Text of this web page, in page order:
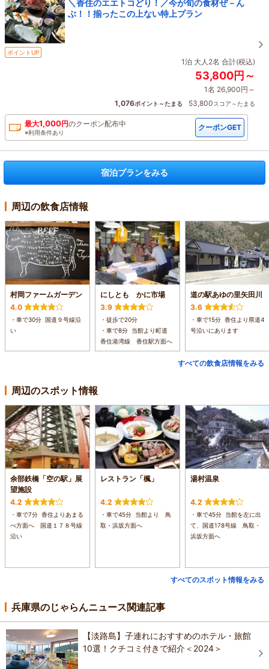
＼香住のエエトコどり！／今が旬の食材ぜ－ん
ぶ！！揃ったこの上ない特上プラン
ポイントUP
1泊 大人2名 合計(税込)
53,800円～
1名 26,900円～
1,076ポイント～たまる 53,800スコア～たまる
最大1,000円のクーポン配布中
※利用条件あり
クーポンGET
宿泊プランをみる
周辺の飲食店情報
村岡ファームガーデン
4.0
・車で30分 国道９号線沿
い
にしとも かに市場
3.9
・徒歩で20分
・車で8分 当館より町道
香住港湾線 香住駅方面へ
道の駅あゆの里矢田川
3.6
・車で15分 香住より県道4
号沿いにあります
すべての飲食店情報をみる
周辺のスポット情報
余部鉄橋「空の駅」展
望施設
4.2
・車で7分 香住よりあまる
べ方面へ 国道１７８号線
沿い
レストラン「楓」
4.2
・車で45分 当館より 鳥
取・浜坂方面へ
湯村温泉
4.2
・車で45分 当館を左に出
て、国道178号線 鳥取・
浜坂方面へ
すべてのスポット情報をみる
兵庫県のじゃらんニュース関連記事
【淡路島】子連れにおすすめのホテル・旅館
10選！クチコミ付きで紹介＜2024＞